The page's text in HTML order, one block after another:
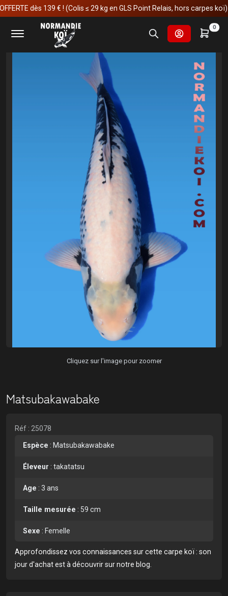
dès 139 € ! (Colis ≤ 29 kg en GLS Point Relais, hors carpes koï)
0
Accueil Carpes koï Sansai et plus Matsubakawabake
Cliquez sur l'image pour zoomer
Matsubakawabake
Réf : 25078
Espèce : Matsubakawabake
Éleveur : takatatsu
Age : 3 ans
Taille mesurée : 59 cm
Sexe : Femelle
Approfondissez vos connaissances sur cette carpe koï : son
jour d'achat est à découvrir sur notre blog